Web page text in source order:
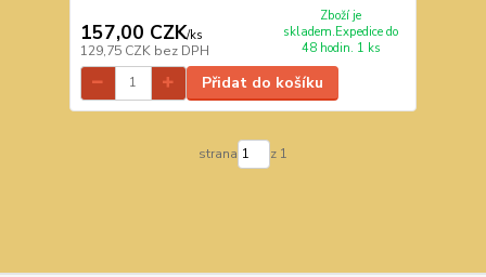
157,00 CZK/ks
129,75 CZK bez DPH
Zboží je
skladem.Expedice do
48 hodin. 1 ks
Přidat do košíku
strana z 1